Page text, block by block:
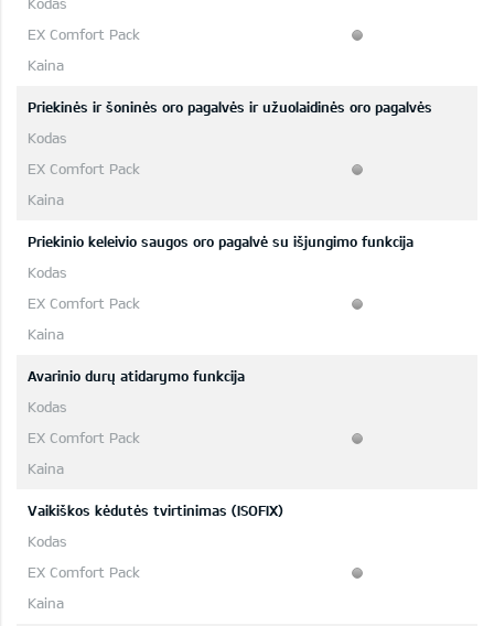
Priekinės ir šoninės oro pagalvės ir užuolaidinės oro pagalvės
Priekinio keleivio saugos oro pagalvė su išjungimo funkcija
Avarinio durų atidarymo funkcija
Vaikiškos kėdutės tvirtinimas (ISOFIX)